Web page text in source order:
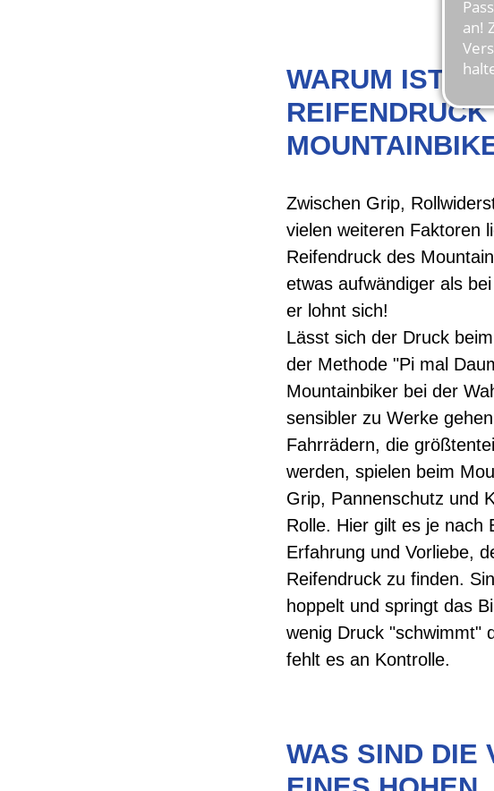
WARUM IST
Zwischen Grip,
vielen weiteren Faktoren
Reifendruck des
etwas aufwändiger als
er lohnt sich!
Lässt sich der Druck
der Methode "Pi mal
Mountainbiker bei der
sensibler zu Werke
Fahrrädern, die
werden, spielen beim
Grip, Pannenschutz und
Rolle. Hier gilt es je nach
Erfahrung und Vorliebe,
Reifendruck zu finden.
hoppelt und springt das
wenig Druck "schwimmt"
fehlt es an Kontrolle.
WAS SIND DIE